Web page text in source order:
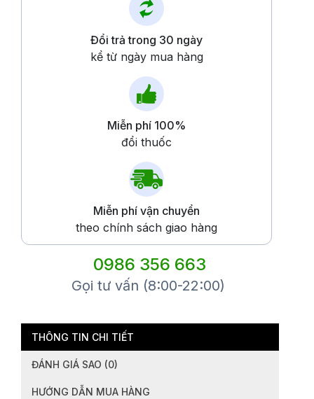
Đổi trả trong 30 ngày
kể từ ngày mua hàng
Miễn phí 100%
đổi thuốc
Miễn phí vận chuyển
theo chính sách giao hàng
0986 356 663
Gọi tư vấn (8:00-22:00)
THÔNG TIN CHI TIẾT
ĐÁNH GIÁ SAO (0)
HƯỚNG DẪN MUA HÀNG